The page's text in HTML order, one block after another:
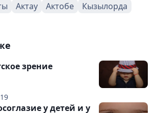
Актау Актобе
Кызылорда
зрение
у детей и у